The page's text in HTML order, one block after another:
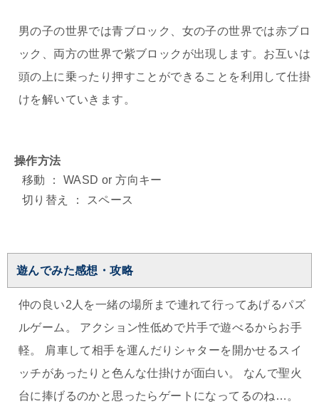
男の子の世界では青ブロック、女の子の世界では赤ブロ
ック、両方の世界で紫ブロックが出現します。お互いは
頭の上に乗ったり押すことができることを利用して仕掛
けを解いていきます。
操作方法
移動 ： WASD or 方向キー
切り替え ： スペース
遊んでみた感想・攻略
仲の良い2人を一緒の場所まで連れて行ってあげるパズ
ルゲーム。 アクション性低めで片手で遊べるからお手
軽。 肩車して相手を運んだりシャターを開かせるスイ
ッチがあったりと色んな仕掛けが面白い。 なんで聖火
台に捧げるのかと思ったらゲートになってるのね…。